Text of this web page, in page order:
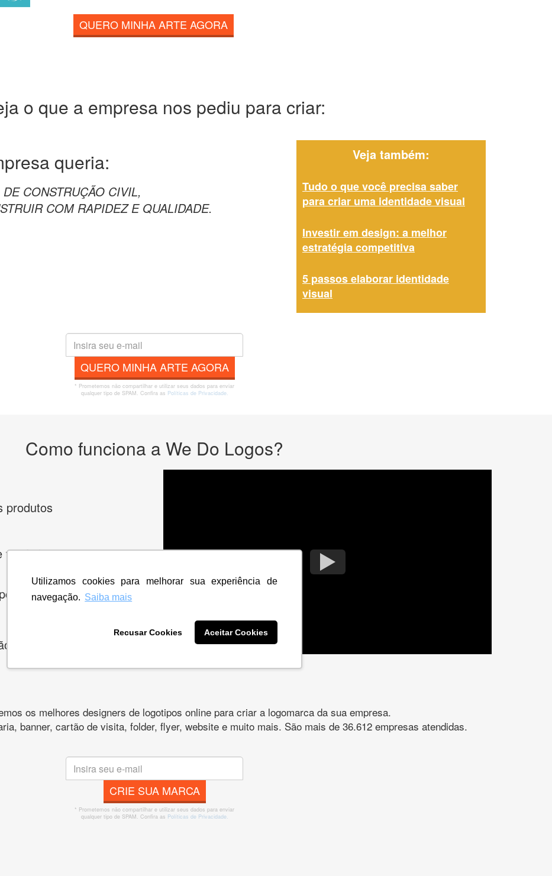
Utilizamos cookies para melhorar sua experiência de
navegação. Saiba mais
Recusar Cookies Aceitar Cookies
QUERO MINHA ARTE AGORA
o que a empresa nos pediu para criar:
queria:
CONSTRUÇÃO CIVIL,
COM RAPIDEZ E QUALIDADE.
Veja também:
Tudo o que você precisa saber
para criar uma identidade visual
Investir em design: a melhor
estratégia competitiva
5 passos elaborar identidade
visual
QUERO MINHA ARTE AGORA
* Prometemos não compartilhar e utilizar seus dados para enviar
qualquer tipo de SPAM. Confira as Políticas de Privacidade.
Como funciona a We Do Logos?
produtos
deseja na criação
e peça
e
os melhores designers de logotipos online para criar a logomarca da sua empresa.
banner, cartão de visita, folder, flyer, website e muito mais. São mais de 36.612 empresas atendidas.
CRIE SUA MARCA
* Prometemos não compartilhar e utilizar seus dados para enviar
qualquer tipo de SPAM. Confira as Políticas de Privacidade.